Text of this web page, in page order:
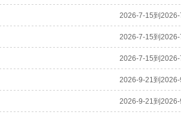
2026-7-15到2026-
2026-7-15到2026-
2026-7-15到2026-
2026-9-21到2026-
2026-9-21到2026-